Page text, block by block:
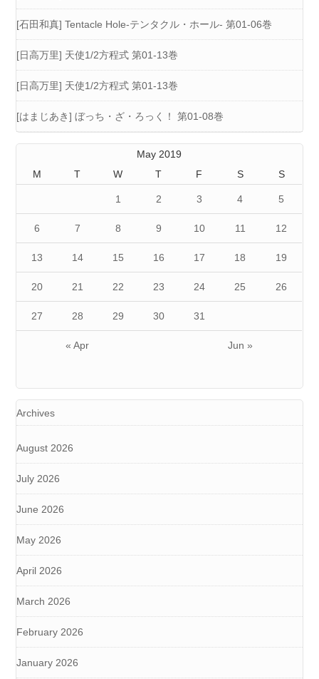
[石田和真] Tentacle Hole-テンタクル・ホール- 第01-06巻
[日高万里] 天使1/2方程式 第01-13巻
[日高万里] 天使1/2方程式 第01-13巻
[はまじあき] ぼっち・ざ・ろっく！ 第01-08巻
May 2019
M
T W T F S S
« Apr Jun »
1 2 3 4 5
6 7 8 9 10 11 12
13 14 15 16 17 18 19
20 21 22 23 24 25 26
27 28 29 30 31
Archives
August 2026
July 2026
June 2026
May 2026
April 2026
March 2026
February 2026
January 2026